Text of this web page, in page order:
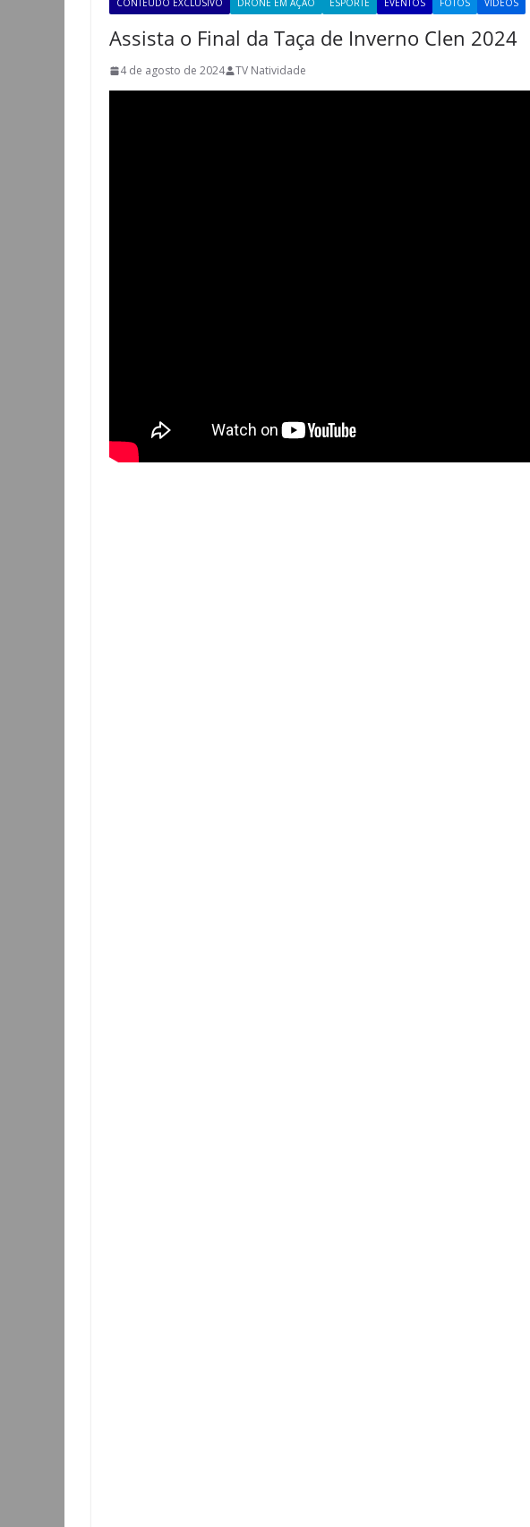
CONTEÚDO EXCLUSIVO DRONE EM AÇÃO ESPORTE EVENTOS FOTOS VÍDEOS
Assista o Final da Taça de Inverno Clen 2024
4 de agosto de 2024 TV Natividade